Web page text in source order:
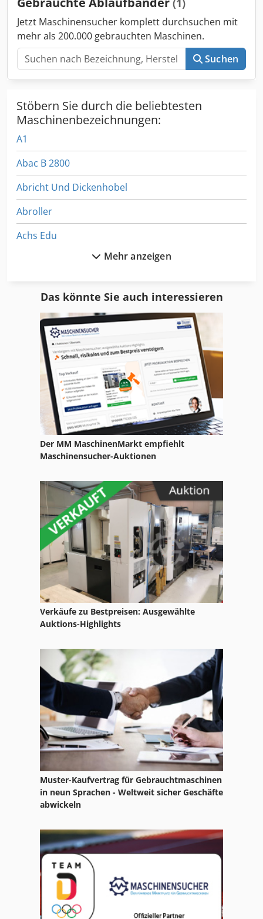
(1)
Jetzt Maschinensucher komplett durchsuchen mit
mehr als 200.000 gebrauchten Maschinen.
Suchen
Stöbern Sie durch die beliebtesten
Maschinenbezeichnungen:
A1
Abac B 2800
Abricht Und Dickenhobel
Abroller
Achs Edu
As 1050
Ausstattung
Bandsäge Automatisch
Dgmpc 3 Abk Bak 41
Dsd 201
Frm D Midi
Ga 11 Ff
Hsc 20 Linear
Kaminschablone Fbu
Mb Bäürle
Mvh 5 1 4 B
Nc Teilapparat
Stock
Mehr anzeigen
Das könnte Sie auch interessieren
Der MM MaschinenMarkt empfiehlt
Maschinensucher-Auktionen
Verkäufe zu Bestpreisen: Ausgewählte
Auktions-Highlights
Muster-Kaufvertrag für Gebrauchtmaschinen
in neun Sprachen - Weltweit sicher Geschäfte
abwickeln